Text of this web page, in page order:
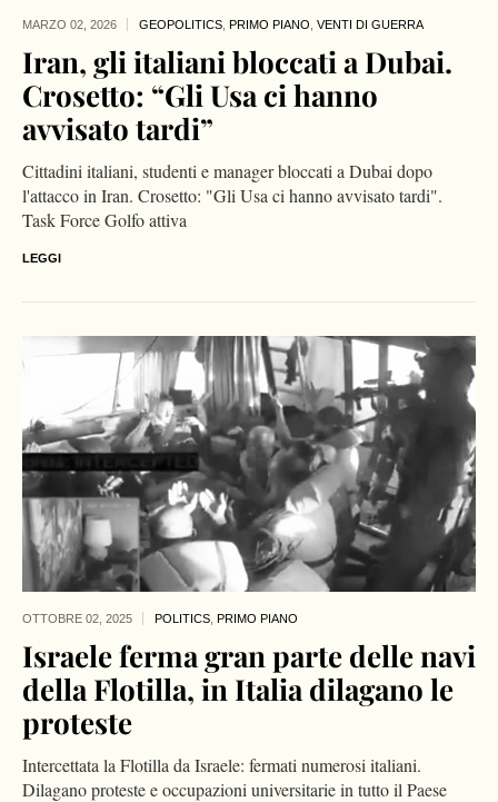
MARZO 02, 2026 GEOPOLITICS, PRIMO PIANO, VENTI DI GUERRA
Iran, gli italiani bloccati a Dubai.
Crosetto: “Gli Usa ci hanno
avvisato tardi”
Cittadini italiani, studenti e manager bloccati a Dubai dopo
l'attacco in Iran. Crosetto: "Gli Usa ci hanno avvisato tardi".
Task Force Golfo attiva
LEGGI
OTTOBRE 02, 2025 POLITICS PRIMO PIANO
Israele ferma gran parte delle navi
della Flotilla, in Italia dilagano le
proteste
Intercettata la Flotilla da Israele: fermati numerosi italiani.
Dilagano proteste e occupazioni universitarie in tutto il Paese